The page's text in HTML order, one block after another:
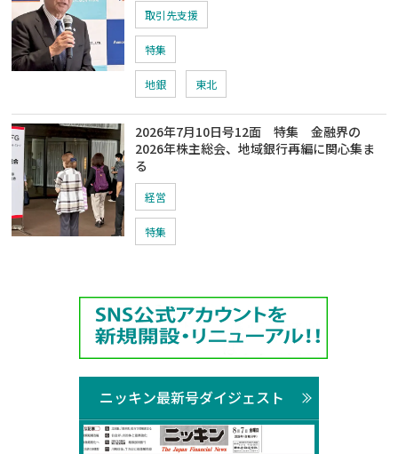
取引先支援
特集
地銀 東北
2026年7月10日号12面 特集 金融界の
2026年株主総会、地域銀行再編に関心集ま
る
経営
特集
ニッキン最新号ダイジェスト